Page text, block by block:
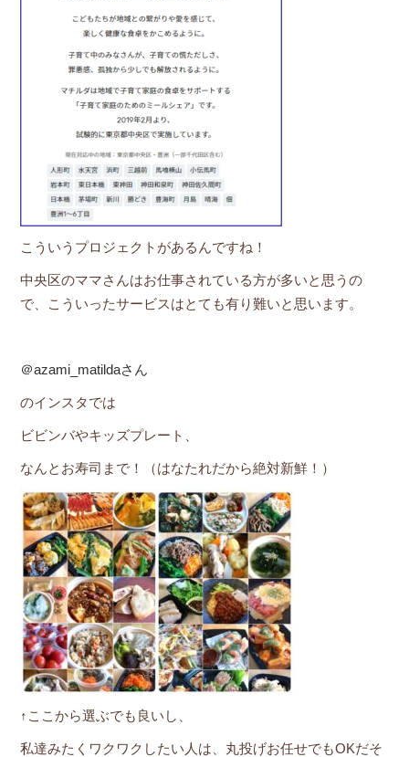
こういうプロジェクトがあるんですね！
中央区のママさんはお仕事されている方が多いと思うの
で、こういったサービスはとても有り難いと思います。
＠azami_matildaさん
のインスタでは
ビビンバやキッズプレート、
なんとお寿司まで！（はなたれだから絶対新鮮！）
↑ここから選ぶでも良いし、
私達みたくワクワクしたい人は、丸投げお任せでもOKだそ